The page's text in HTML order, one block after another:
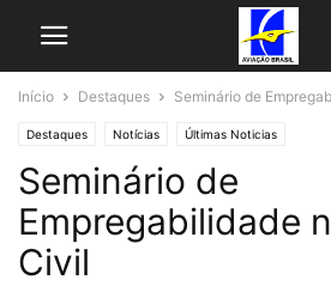
Início Destaques Seminário de
Destaques Notícias Últimas Noticias
Seminário de
Empregabilidade
Civil